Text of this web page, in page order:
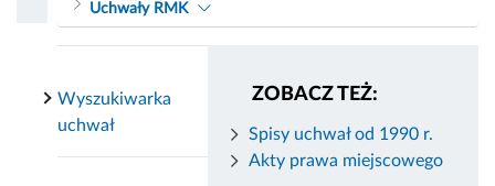
Uchwały RMK
ZOBACZ TEŻ:
Spisy uchwał od 1990 r.
Akty prawa miejscowego
Wyszukiwarka
uchwał